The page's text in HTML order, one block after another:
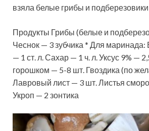
взяла белые грибы и
Продукты Грибы (белые и
Чеснок — 3 зубчика * Для
— 1 ст. л. Сахар — 1 ч. л. Уксус 9% —
горошком — 5-8 шт. Гвоздика (по
Лавровый лист — 3 шт. Листья
Укроп — 2 зонтика